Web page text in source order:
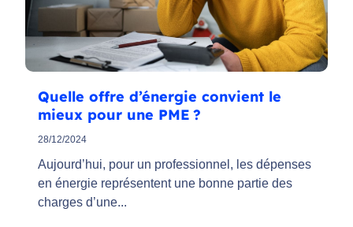
Quelle offre d’énergie convient le
mieux pour une PME ?
28/12/2024
Aujourd’hui, pour un professionnel, les dépenses
en énergie représentent une bonne partie des
charges d’une...